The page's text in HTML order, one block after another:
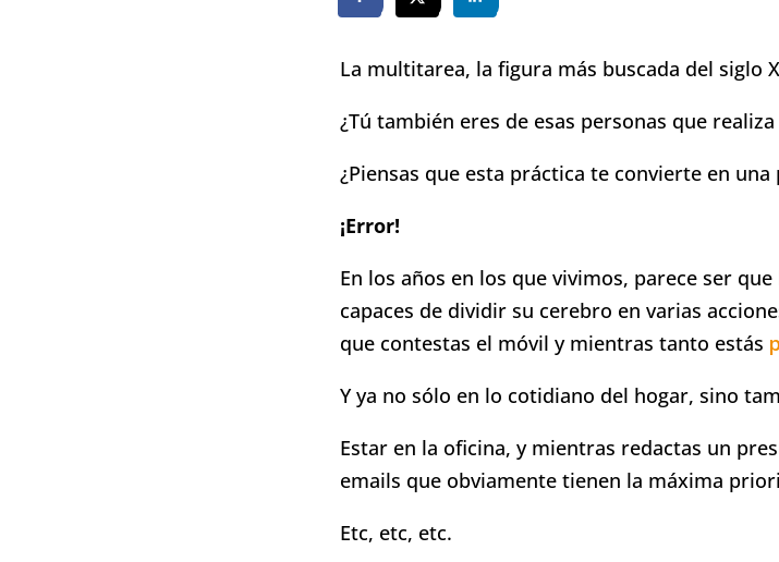
La multitarea, la figura más buscada del siglo
¿Tú también eres de esas personas que
¿Piensas que esta práctica te convierte en
¡Error!
En los años en los que vivimos, parece ser
capaces de dividir su cerebro en varias
que contestas el móvil y mientras tanto estás
Y ya no sólo en lo cotidiano del hogar, sino
Estar en la oficina, y mientras redactas un
emails que obviamente tienen la máxima
Etc, etc, etc.